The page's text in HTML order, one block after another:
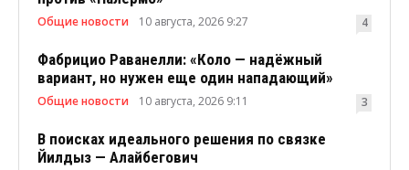
Общие новости 10 августа, 2026 9:27 4
Фабрицио Раванелли: «Коло — надёжный
вариант, но нужен еще один нападающий»
Общие новости 10 августа, 2026 9:11 3
В поисках идеального решения по связке
Йилдыз — Алайбегович